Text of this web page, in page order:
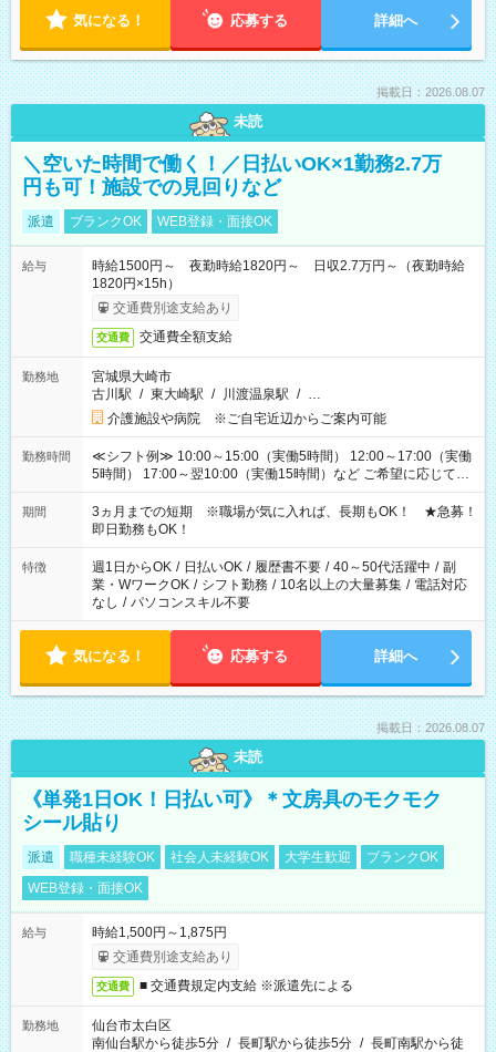
気になる！ 応募する 詳細へ
掲載日：2026.08.07
未読
＼空いた時間で働く！／日払いOK×1勤務2.7万
円も可！施設での見回りなど
派遣 ブランクOK WEB登録・面接OK
給与
時給1500円～ 夜勤時給1820円～ 日収2.7万円～（夜勤時給
1820円×15h）
交通費別途支給あり
交通費 交通費全額支給
勤務地
宮城県大崎市
古川駅 / 東大崎駅 / 川渡温泉駅 / …
介護施設や病院 ※ご自宅近辺からご案内可能
勤務時間
≪シフト例≫ 10:00～15:00（実働5時間） 12:00～17:00（実働
5時間） 17:00～翌10:00（実働15時間）など ご希望に応じて、
働く時間は調整できます！ お気軽に担当へ相談ください！
期間
3ヵ月までの短期 ※職場が気に入れば、長期もOK！ ★急募！
即日勤務もOK！
特徴 週1日からOK / 日払いOK / 履歴書不要 / 40～50代活躍中 / 副
業・WワークOK / シフト勤務 / 10名以上の大量募集 / 電話対応
なし / パソコンスキル不要
気になる！ 応募する 詳細へ
掲載日：2026.08.07
未読
《単発1日OK！日払い可》＊文房具のモクモク
シール貼り
派遣 職種未経験OK 社会人未経験OK 大学生歓迎
ブランクOK
WEB登録・面接OK
給与
時給1,500円～1,875円
交通費別途支給あり
交通費 ■ 交通費規定内支給 ※派遣先による
勤務地
仙台市太白区
南仙台駅から徒歩5分 / 長町駅から徒歩5分 / 長町南駅から徒